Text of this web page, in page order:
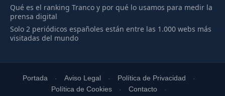
Qué es el ranking Tranco y por qué lo usamos para medir la
prensa digital
Solo 2 periódicos españoles están entre las 1.000 webs más
visitadas del mundo
Portada Aviso Legal
Política de Privacidad
Política de Cookies
Contacto